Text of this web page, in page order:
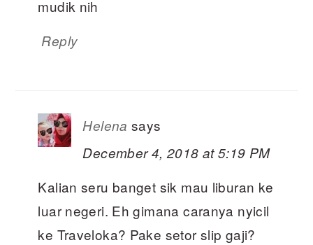
mudik nih
Reply
Helena says
December 4, 2018 at 5:19 PM
Kalian seru banget sik mau liburan ke
luar negeri. Eh gimana caranya nyicil
ke Traveloka? Pake setor slip gaji?